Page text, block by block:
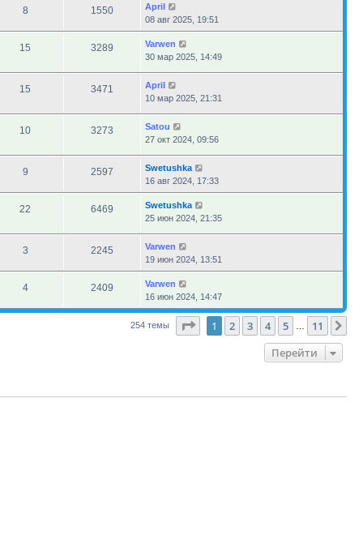
8 1550
April
08 авг 2025, 19:51
15 3289
Varwen
30 мар 2025, 14:49
15 3471
April
10 мар 2025, 21:31
10 3273
Satou
27 окт 2024, 09:56
9 2597
Swetushka
16 авг 2024, 17:33
22 6469
Swetushka
25 июн 2024, 21:35
3 2245
Varwen
19 июн 2024, 13:51
4 2409
Varwen
16 июн 2024, 14:47
254 темы Страница1 из 11
1 2 3 4 5 11
Перейти